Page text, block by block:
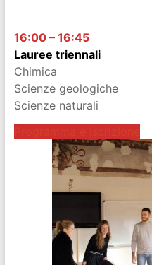
16:00 – 16:45
Lauree triennali
Chimica
Scienze geologiche
Scienze naturali